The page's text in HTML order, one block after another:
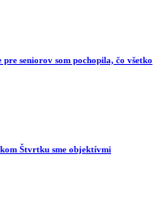
seniorov som pochopila, čo všetko
Štvrtku sme objektívmi